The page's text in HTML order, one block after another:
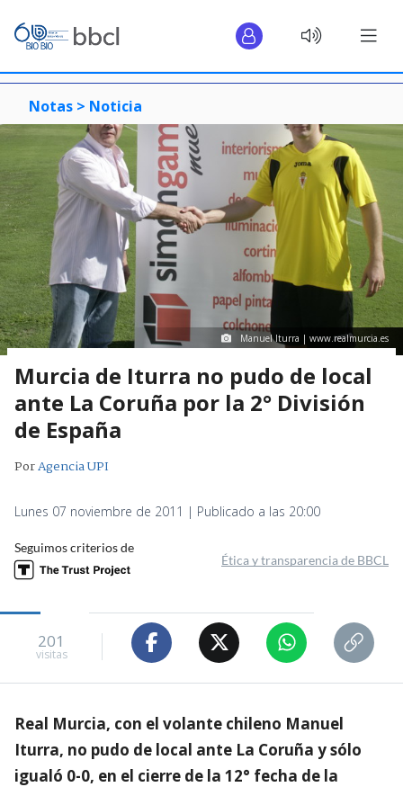
Notas > Noticia
Manuel Iturra | www.realmurcia.es
Murcia de Iturra no pudo de local
ante La Coruña por la 2° División
de España
PorAgencia UPI
Lunes 07 noviembre de 2011 | Publicado a las 20:00
Seguimos criterios de
Ética y transparencia de BBCL
201
visitas
Real Murcia, con el volante chileno Manuel
Iturra, no pudo de local ante La Coruña y sólo
igualó 0-0, en el cierre de la 12° fecha de la